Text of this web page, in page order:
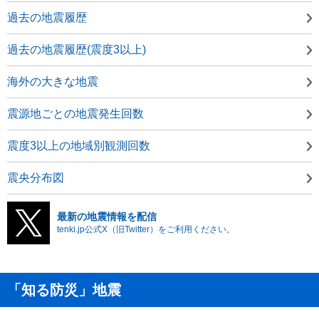
過去の地震履歴
過去の地震履歴(震度3以上)
海外の大きな地震
震源地ごとの地震発生回数
震度3以上の地域別観測回数
震央分布図
最新の地震情報を配信
tenki.jp公式X（旧Twitter）をご利用ください。
「知る防災」地震